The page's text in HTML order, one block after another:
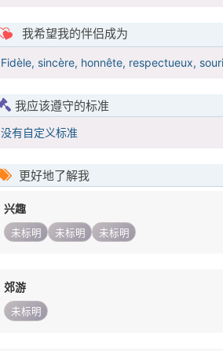
我希望我的伴侣成为
Fidèle, sincère, honnête, respectueux,
我应该遵守的标准
没有自定义标准
更好地了解我
兴趣
未标明 未标明 未标明
郊游
未标明